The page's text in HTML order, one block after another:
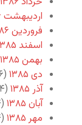
اردیبهشت ۱۳۸۶
فروردین ۱۳۸۶
اسفند ۱۳۸۵
بهمن ۱۳۸۵
دی ۱۳۸۵
(۲۶)
آذر ۱۳۸۵
(۳۴)
آبان ۱۳۸۵
(۱۴)
مهر ۱۳۸۵
(۱۴)